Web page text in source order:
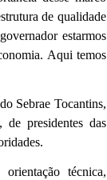
de qualidade
estarmos
Aqui temos
Sebrae Tocantins,
de presidentes das
técnica,